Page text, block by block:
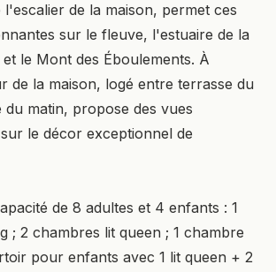
de la maison, permet ces
sur le fleuve, l'estuaire de la
le Mont des Éboulements. À
de la maison, logé entre terrasse du
du matin, propose des vues
le décor exceptionnel de
de 8 adultes et 4 enfants : 1
; 2 chambres lit queen ; 1 chambre
pour enfants avec 1 lit queen + 2